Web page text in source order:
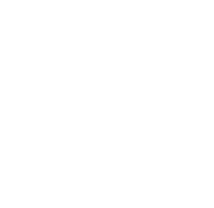
Sérum concentré qui
et